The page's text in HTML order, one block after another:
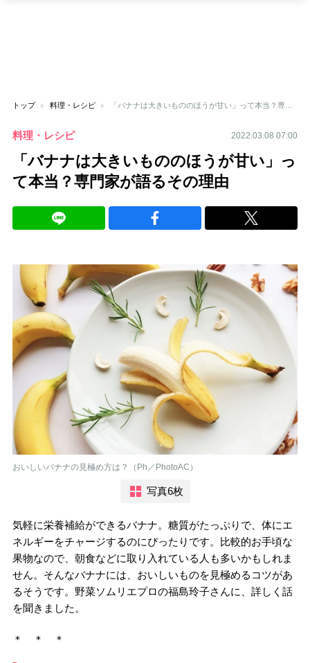
トップ 料理・レシピ 「バナナは大きいもののほうが甘い」って本当？専門家が語るその理由
料理・レシピ 2022.03.08 07:00
「バナナは大きいもののほうが甘い」っ
て本当？専門家が語るその理由
おいしいバナナの見極め方は？（Ph／PhotoAC）
写真6枚
気軽に栄養補給ができるバナナ。糖質がたっぷりで、体にエ
ネルギーをチャージするのにぴったりです。比較的お手頃な
果物なので、朝食などに取り入れている人も多いかもしれま
せん。そんなバナナには、おいしいものを見極めるコツがあ
るそうです。野菜ソムリエプロの福島玲子さんに、詳しく話
を聞きました。
＊ ＊ ＊